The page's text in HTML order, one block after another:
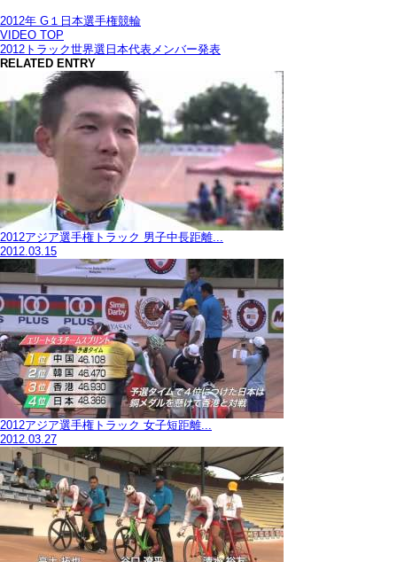
2012年 G１日本選手権競輪
VIDEO TOP
2012トラック世界選日本代表メンバー発表
RELATED ENTRY
2012アジア選手権トラック 男子中長距離...
2012.03.15
2012アジア選手権トラック 女子短距離...
2012.03.27